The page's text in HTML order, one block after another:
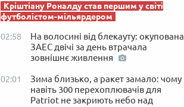
Кріштіану Роналду став першим у світі
футболістом-мільярдером
02:58
На волосині від блекауту: окупована
ЗАЕС двічі за день втрачала
зовнішнє живлення
02:01
Зима близько, а ракет замало: чому
навіть 300 перехоплювачів для
Patriot не закриють небо над